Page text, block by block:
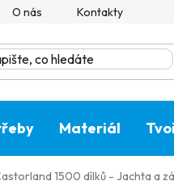
O nás Kontakty
Materiál
1500 dílků - Jachta a